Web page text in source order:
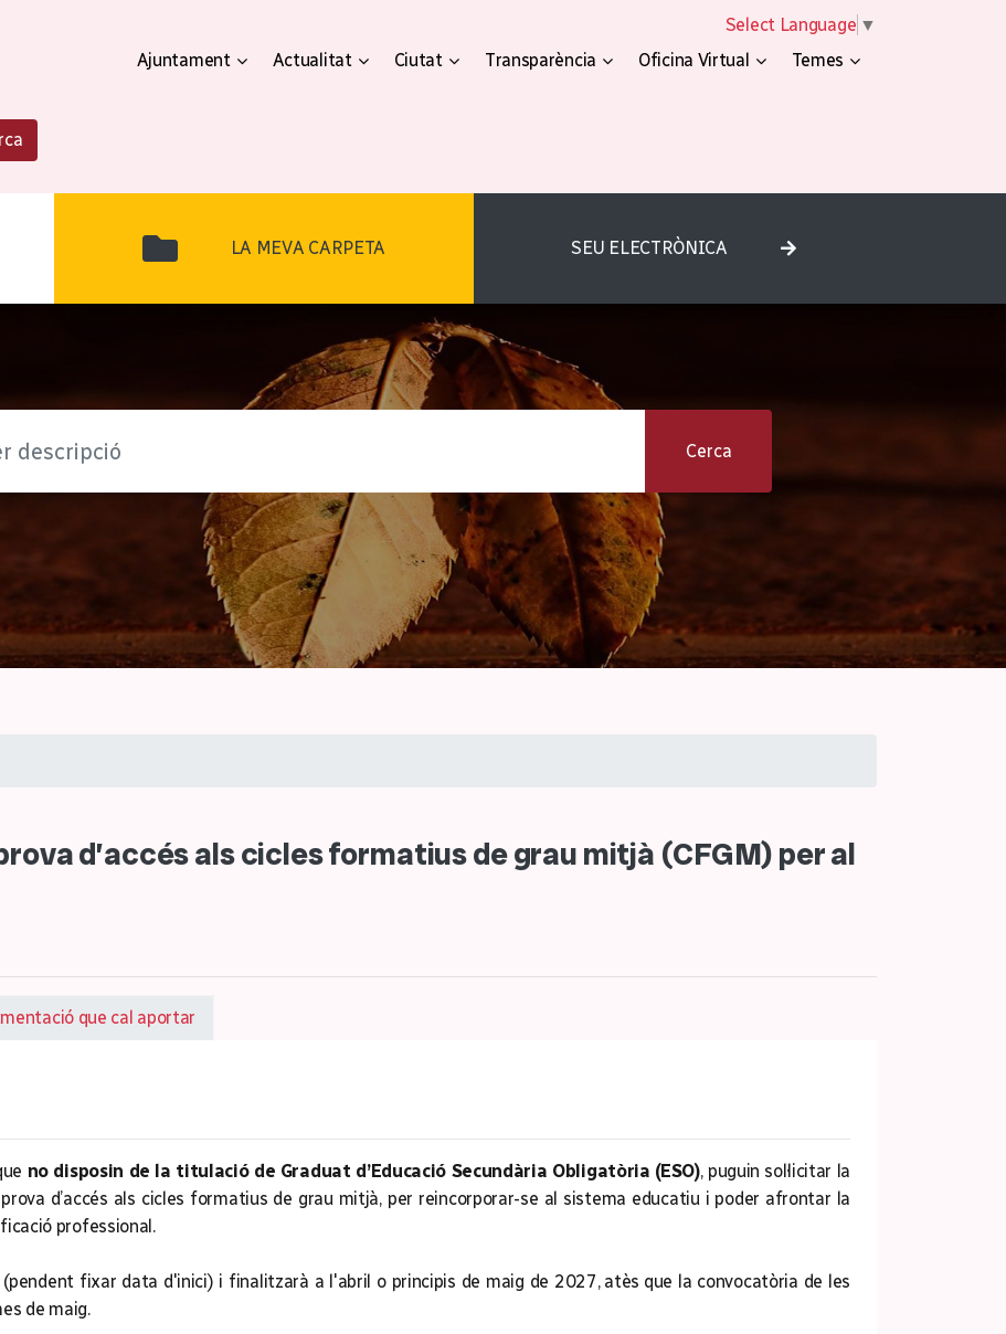
Select Language ▼
Ajuntament Actualitat Ciutat Transparència Oficina Virtual Temes
LA MEVA CARPETA SEU ELECTRÒNICA
Cerca
d’accés als cicles formatius de grau mitjà (CFGM) per al
que cal aportar
no disposin de la titulació de Graduat d’Educació Secundària Obligatòria (ESO), puguin sol·licitar la
d’accés als cicles formatius de grau mitjà, per reincorporar-se al sistema educatiu i poder afrontar la
professional.
fixar data d'inici) i finalitzarà a l'abril o principis de maig de 2027, atès que la convocatòria de les
de maig.